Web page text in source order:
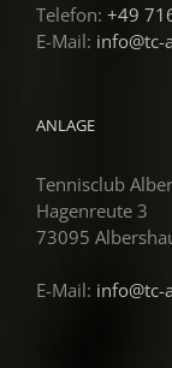
Telefon: +49
E-Mail: info@tc-
ANLAGE
Tennisclub
Hagenreute 3
73095
E-Mail: info@tc-